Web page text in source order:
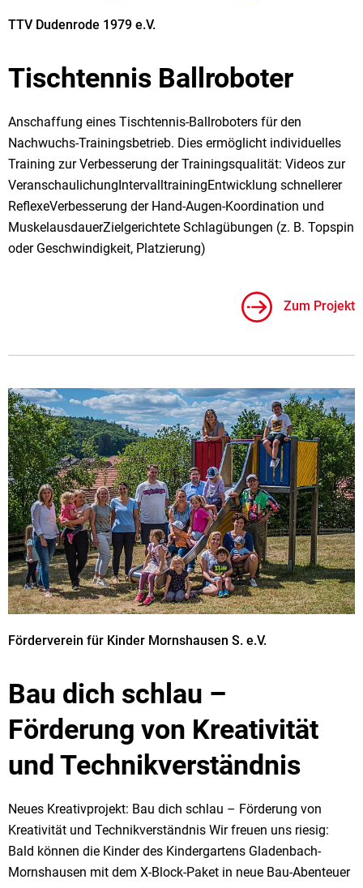
Tischtennis Ballroboter
TTV Dudenrode 1979 e.V.
Anschaffung eines Tischtennis-Ballroboters für den
Nachwuchs-Trainingsbetrieb. Dies ermöglicht individuelles
Training zur Verbesserung der Trainingsqualität: Videos zur
VeranschaulichungIntervalltrainingEntwicklung schnellerer
ReflexeVerbesserung der Hand-Augen-Koordination und
MuskelausdauerZielgerichtete Schlagübungen (z. B. Topspin
oder Geschwindigkeit, Platzierung)
Zum Projekt
Bau dich schlau –
Förderung von Kreativität
und Technikverständnis
Förderverein für Kinder Mornshausen S. e.V.
Neues Kreativprojekt: Bau dich schlau – Förderung von
Kreativität und Technikverständnis Wir freuen uns riesig:
Bald können die Kinder des Kindergartens Gladenbach-
Mornshausen mit dem X-Block-Paket in neue Bau-Abenteuer